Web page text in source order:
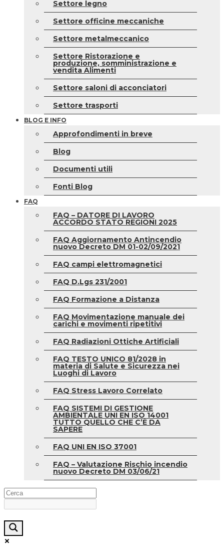
Settore legno
Settore officine meccaniche
Settore metalmeccanico
Settore Ristorazione e
produzione, somministrazione e
vendita Alimenti
Settore saloni di acconciatori
Settore trasporti
BLOG E INFO
Approfondimenti in breve
Blog
Documenti utili
Fonti Blog
FAQ
FAQ – DATORE DI LAVORO
ACCORDO STATO REGIONI 2025
FAQ Aggiornamento Antincendio
nuovo Decreto DM 01-02/09/2021
FAQ campi elettromagnetici
FAQ D.Lgs 231/2001
FAQ Formazione a Distanza
FAQ Movimentazione manuale dei
carichi e movimenti ripetitivi
FAQ Radiazioni Ottiche Artificiali
FAQ TESTO UNICO 81/2028 in
materia di Salute e Sicurezza nei
Luoghi di Lavoro
FAQ Stress Lavoro Correlato
FAQ SISTEMI DI GESTIONE
AMBIENTALE UNI EN ISO 14001
TUTTO QUELLO CHE C’È DA
SAPERE
FAQ UNI EN ISO 37001
FAQ – Valutazione Rischio incendio
nuovo Decreto DM 03/06/21